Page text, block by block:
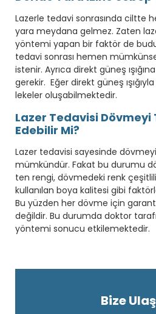
Lazerle tedavi sonrasında ciltte
yara meydana gelmez. Zaten
yöntemi yapan bir faktör de
tedavi sonrası hemen
istenir. Ayrıca direkt güneş
gerekir. Eğer direkt güneş
lekeler oluşabilmektedir.
Lazer Tedavisi
Edebilir Mi?
Lazer tedavisi sayesinde
mümkündür. Fakat bu durumu
ten rengi, dövmedeki renk
kullanılan boya kalitesi gibi
Bu yüzden her dövme için
değildir. Bu durumda doktor
yöntemi sonucu etkilemektedir.
Bize